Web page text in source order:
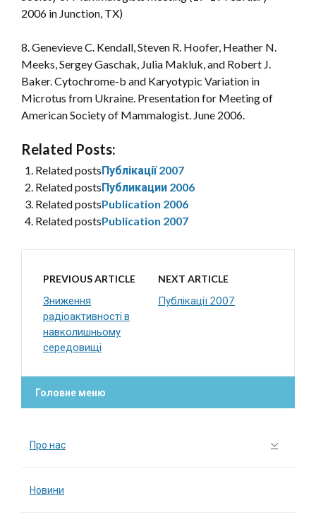
2006 in Junction, TX)
8. Genevieve C. Kendall, Steven R. Hoofer, Heather N.
Meeks, Sergey Gaschak, Julia Makluk, and Robert J.
Baker. Cytochrome-b and Karyotypic Variation in
Microtus from Ukraine. Presentation for Meeting of
American Society of Mammalogist. June 2006.
Related Posts:
Related postsПублікації 2007
Related postsПубликации 2006
Related postsPublication 2006
Related postsPublication 2007
PREVIOUS ARTICLE
Зниження
радіоактивності в
навколишньому
середовищі
NEXT ARTICLE
Публікації 2007
Головне меню
Про нас
Новини